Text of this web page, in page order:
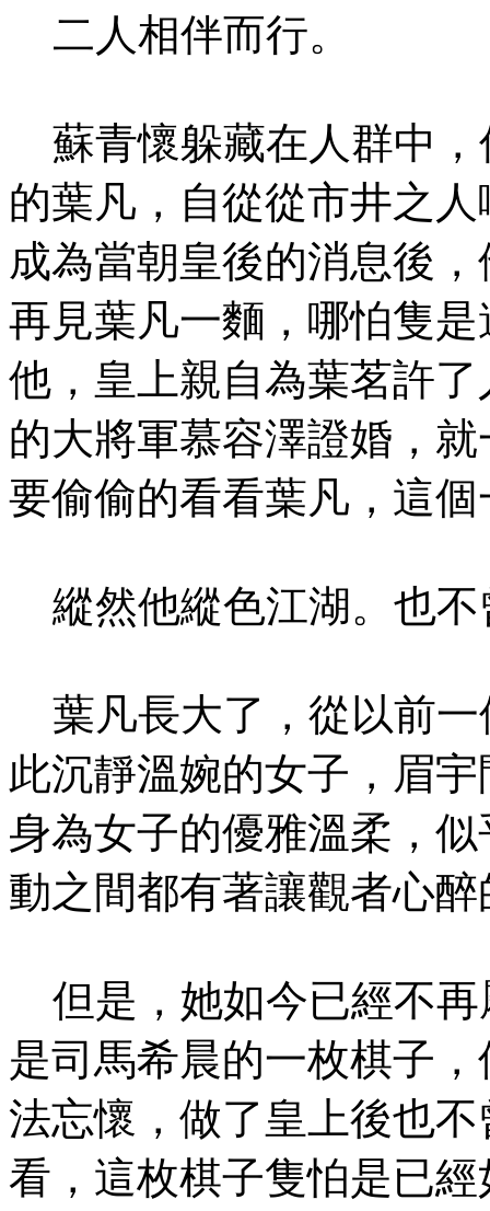
二人相伴而行。
蘇青懷躲藏在人群中，
的葉凡，自從從市井之
成為當朝皇後的消息後
再見葉凡一麵，哪怕隻
他，皇上親自為葉茗許
的大將軍慕容澤證婚，
要偷偷的看看葉凡，這
縱然他縱色江湖。也不
葉凡長大了，從以前一
此沉靜溫婉的女子，眉
身為女子的優雅溫柔，
動之間都有著讓觀者心
但是，她如今已經不再
是司馬希晨的一枚棋子
法忘懷，做了皇上後也
看，這枚棋子隻怕是已